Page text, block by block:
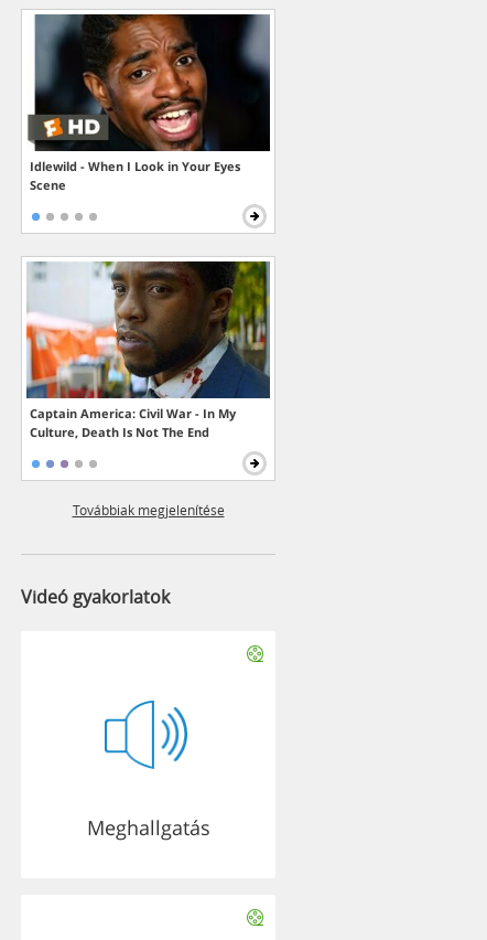
Idlewild - When I Look in Your Eyes
Scene
Captain America: Civil War - In My
Culture, Death Is Not The End
Továbbiak megjelenítése
Videó gyakorlatok
Meghallgatás